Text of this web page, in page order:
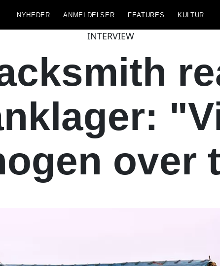
NYHEDER ANMELDELSER FEATURES KULTUR
INTERVIEW
over